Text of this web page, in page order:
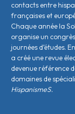
contacts entre
français·es et
Chaque année la
organise un
journées d’études.
a créé une revue
devenue référence
domaines de
HispanismeS.